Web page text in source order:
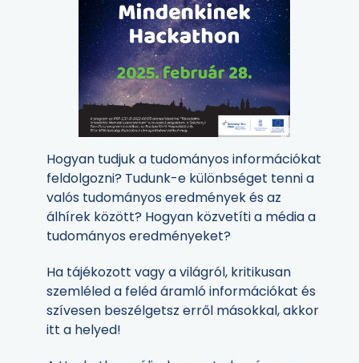
Hogyan tudjuk a tudományos információkat
feldolgozni? Tudunk-e különbséget tenni a
valós tudományos eredmények és az
álhírek között? Hogyan közvetíti a média a
tudományos eredményeket?
Ha tájékozott vagy a világról, kritikusan
szemléled a feléd áramló információkat és
szívesen beszélgetsz erről másokkal, akkor
itt a helyed!